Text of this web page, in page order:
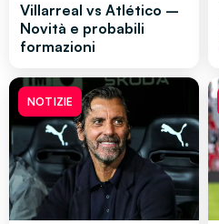
Villarreal vs Atlético –
Novità e probabili
formazioni
NOTIZIE